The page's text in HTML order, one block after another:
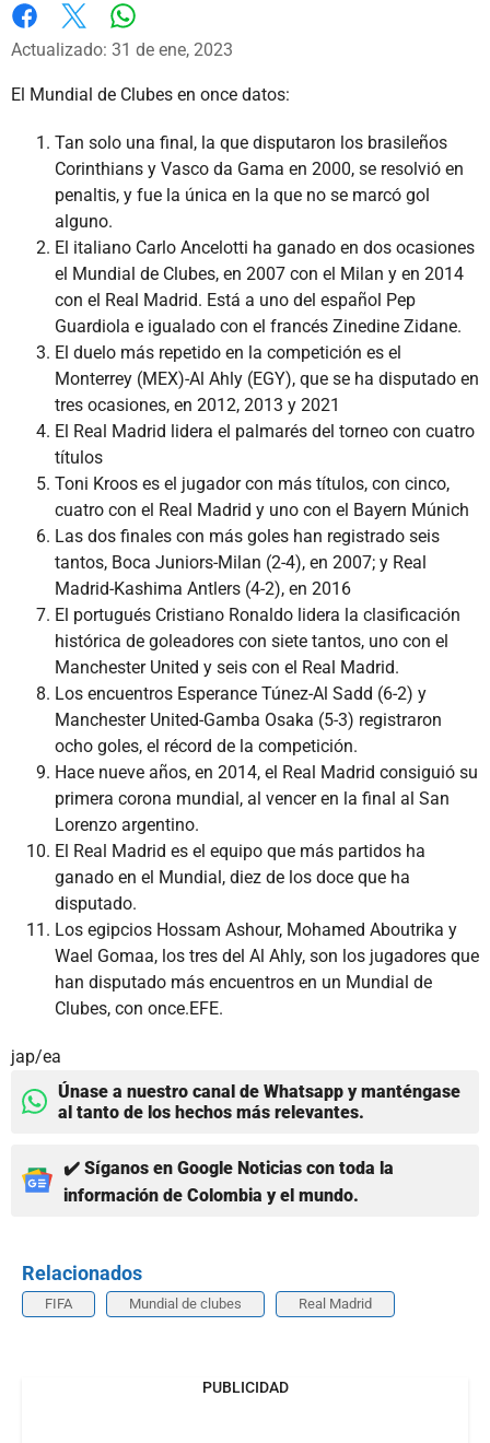
Facebook
X
Actualizado: 31 de ene, 2023
El Mundial de Clubes en once datos:
Tan solo una final, la que disputaron los brasileños
Corinthians y Vasco da Gama en 2000, se resolvió en
penaltis, y fue la única en la que no se marcó gol
alguno.
El italiano Carlo Ancelotti ha ganado en dos ocasiones
el Mundial de Clubes, en 2007 con el Milan y en 2014
con el Real Madrid. Está a uno del español Pep
Guardiola e igualado con el francés Zinedine Zidane.
El duelo más repetido en la competición es el
Monterrey (MEX)-Al Ahly (EGY), que se ha disputado en
tres ocasiones, en 2012, 2013 y 2021
El Real Madrid lidera el palmarés del torneo con cuatro
títulos
Toni Kroos es el jugador con más títulos, con cinco,
cuatro con el Real Madrid y uno con el Bayern Múnich
Las dos finales con más goles han registrado seis
tantos, Boca Juniors-Milan (2-4), en 2007; y Real
Madrid-Kashima Antlers (4-2), en 2016
El portugués Cristiano Ronaldo lidera la clasificación
histórica de goleadores con siete tantos, uno con el
Manchester United y seis con el Real Madrid.
Los encuentros Esperance Túnez-Al Sadd (6-2) y
Manchester United-Gamba Osaka (5-3) registraron
ocho goles, el récord de la competición.
Hace nueve años, en 2014, el Real Madrid consiguió su
primera corona mundial, al vencer en la final al San
Lorenzo argentino.
El Real Madrid es el equipo que más partidos ha
ganado en el Mundial, diez de los doce que ha
disputado.
Los egipcios Hossam Ashour, Mohamed Aboutrika y
Wael Gomaa, los tres del Al Ahly, son los jugadores que
han disputado más encuentros en un Mundial de
Clubes, con once.EFE.
jap/ea
Únase a nuestro canal de Whatsapp y manténgase
al tanto de los hechos más relevantes.
✔️ Síganos en Google Noticias con toda la
información de Colombia y el mundo.
Relacionados
FIFA Mundial de clubes Real Madrid
PUBLICIDAD